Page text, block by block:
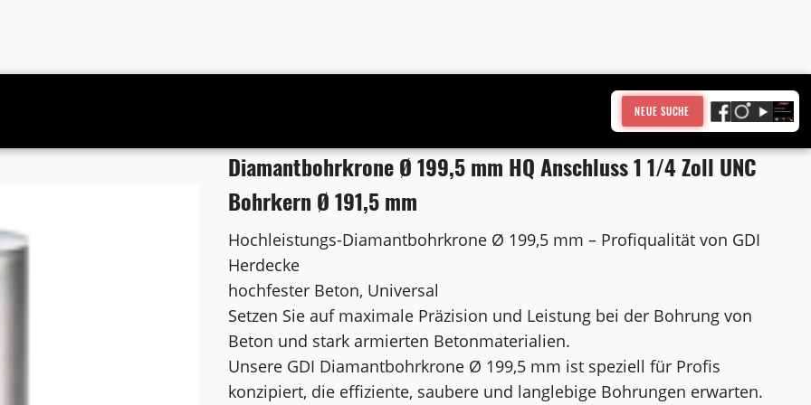
NEUE SUCHE
1 1/4 Zoll UNC Bohrkern Ø 191,5 mm
Diamantbohrkrone Ø 199,5 mm HQ Anschluss 1 1/4 Zoll UNC
Bohrkern Ø 191,5 mm
Hochleistungs-Diamantbohrkrone Ø 199,5 mm – Profiqualität von GDI
Herdecke
hochfester Beton, Universal
Setzen Sie auf maximale Präzision und Leistung bei der Bohrung von
Beton und stark armierten Betonmaterialien.
Unsere GDI Diamantbohrkrone Ø 199,5 mm ist speziell für Profis
konzipiert, die effiziente, saubere und langlebige Bohrungen erwarten.